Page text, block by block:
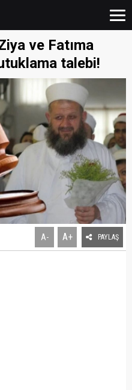
ve Fatıma
talebi!
A- A+ PAYLAŞ